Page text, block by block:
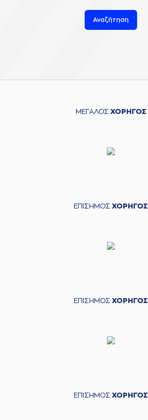
Αναζήτηση
ΜΕΓΑΛΟΣ ΧΟΡΗΓΟΣ
ΕΠΙΣΗΜΟΣ ΧΟΡΗΓΟΣ
ΕΠΙΣΗΜΟΣ ΧΟΡΗΓΟΣ
ΕΠΙΣΗΜΟΣ ΧΟΡΗΓΟΣ